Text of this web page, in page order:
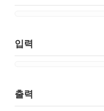
입력
출력